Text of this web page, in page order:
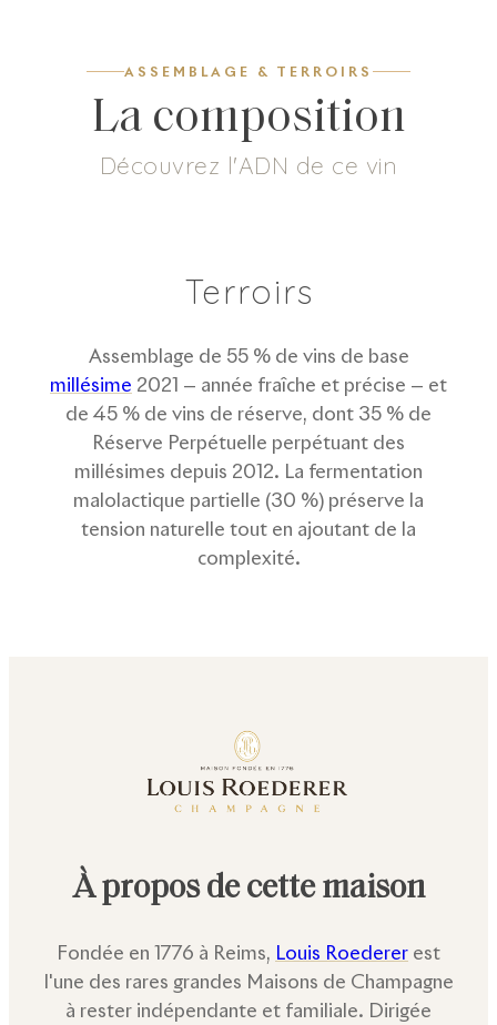
ASSEMBLAGE & TERROIRS
La composition
Découvrez l'ADN de ce vin
Terroirs
Assemblage de 55 % de vins de base
millésime 2021 — année fraîche et précise — et
de 45 % de vins de réserve, dont 35 % de
Réserve Perpétuelle perpétuant des
millésimes depuis 2012. La fermentation
malolactique partielle (30 %) préserve la
tension naturelle tout en ajoutant de la
complexité.
À propos de cette maison
Fondée en 1776 à Reims, Louis Roederer est
l'une des rares grandes Maisons de Champagne
à rester indépendante et familiale. Dirigée